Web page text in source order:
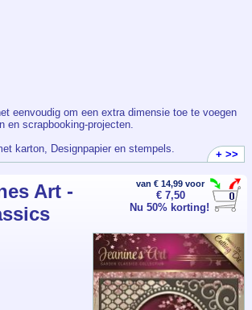
eenvoudig om een extra dimensie toe te voegen
en scrapbooking-projecten.
karton, Designpapier en stempels.
+ >>
van € 14,99 voor
€ 7,50
Nu 50% korting!
Art -